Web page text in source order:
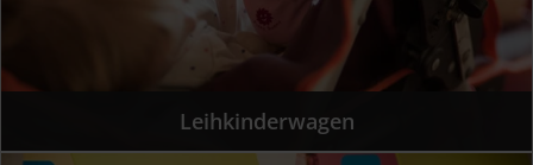
Leihkinderwagen